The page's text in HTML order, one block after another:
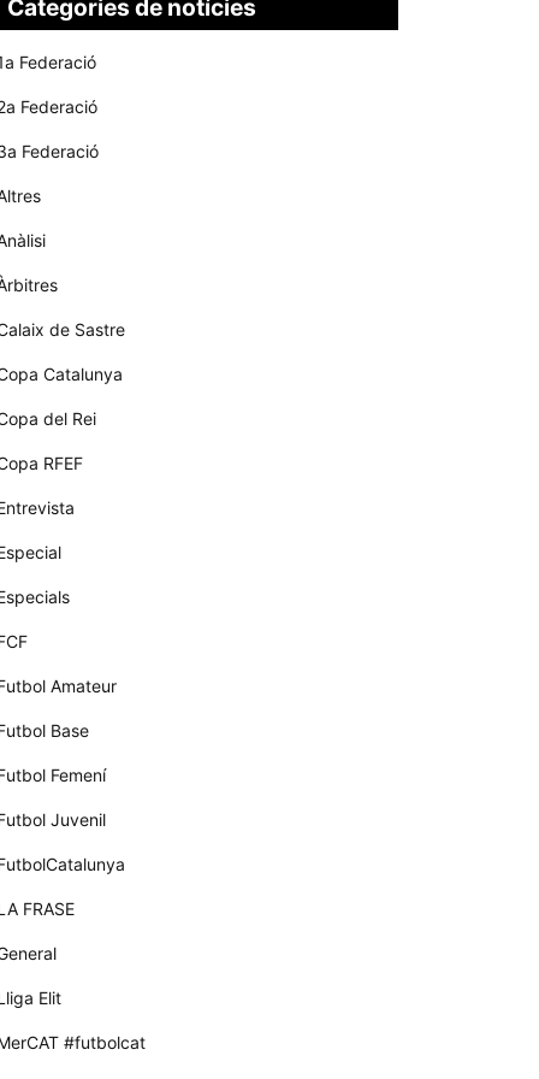
Categories de notícies
Federació
Federació
Federació
de Sastre
Catalunya
del Rei
RFEF
Amateur
Base
Femení
Juvenil
FRASE
Elit
#futbolcat